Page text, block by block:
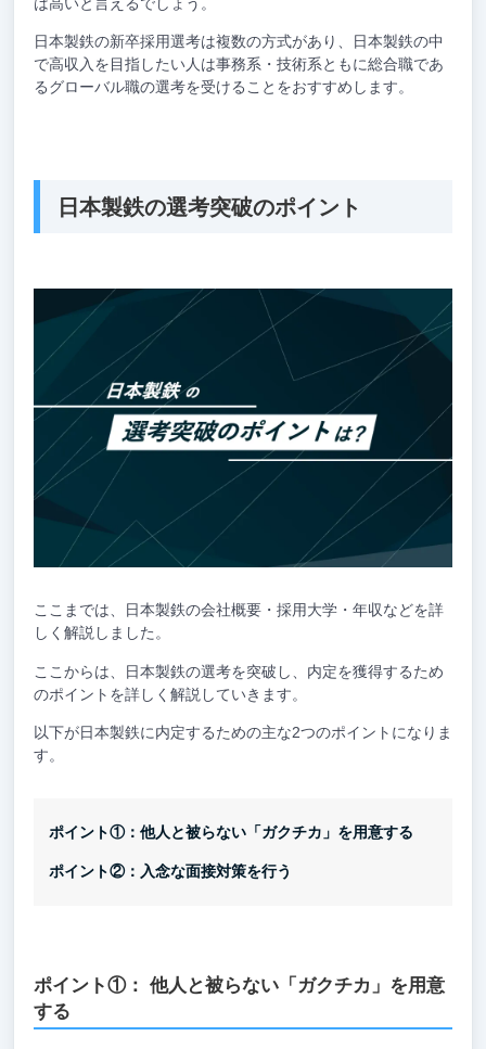
日本製鉄の新卒採用選考は複数の方式があり、日本製鉄の中
で高収入を目指したい人は事務系・技術系ともに総合職であ
るグローバル職の選考を受けることをおすすめします。
日本製鉄の選考突破のポイント
ここまでは、日本製鉄の会社概要・採用大学・年収などを詳
しく解説しました。
ここからは、日本製鉄の選考を突破し、内定を獲得するため
のポイントを詳しく解説していきます。
以下が日本製鉄に内定するための主な2つのポイントになりま
す。
ポイント①：他人と被らない「ガクチカ」を用意する
ポイント②：入念な面接対策を行う
ポイント①： 他人と被らない「ガクチカ」を用意
する